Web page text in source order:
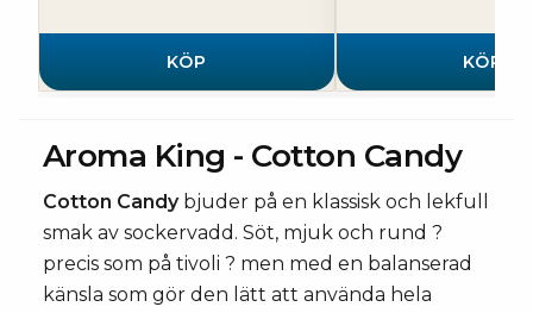
KÖP KÖP
Aroma King - Cotton Candy
Cotton Candybjuder på en klassisk och lekfull
smak av sockervadd. Söt, mjuk och rund ?
precis som på tivoli ? men med en balanserad
känsla som gör den lätt att använda hela